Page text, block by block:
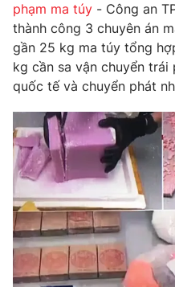
Góc doanh nghiệp
Truyền hình
Phim VTV
Hậu trường
Nhân vật
Khán giả
Giải sao mai
Giải trí
Điện ảnh
Âm nhạc
Sao
Đời sống
Du lịch
Làm đẹp
Chất lượng cuộc sống
Giáo dục
Tuyển sinh
Học trực tuyến
Công nghệ
Hitech Công nghệ tương
Sản phẩm
Giao lưu trực tuyến
phạm ma túy - Công an
thành công 3 chuyên án
gần 25 kg ma túy tổng
kg cần sa vận chuyển
quốc tế và chuyển phát